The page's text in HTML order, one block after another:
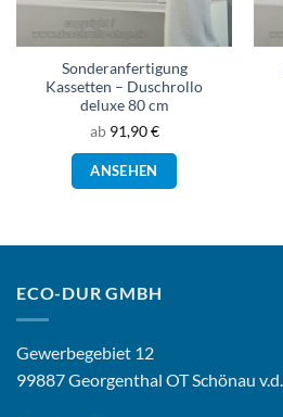
Sonderanfertigung
Kassetten – Duschrollo
deluxe 80 cm
ab 91,90€
ANSEHEN
der
ECO-DUR GMBH
Gewerbegebiet 12
99887 Georgenthal OT Schönau